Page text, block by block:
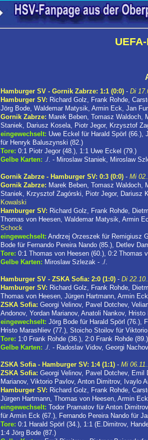
Hamburger SV - Gornik Zabrze: 1:1 (0:0) - Di
Hamburger SV: Richard Golz, Frank Rohde,
Jörg Bode, Waldemar Matysik, Armin Eck, Jan
Gornik Zabrze: Marek Beben, Tomasz Waldoch,
Staniek, Dariusz Kosela, Piotr Jegor, Krzysztof
eingewechselt: Uwe Eckel für Harald Spörl (66.),
für Henryk Baluszynski (82.)
Tore: 0:1 Piotr Jegor (48.), 1:1 Uwe Eckel (79.)
Gelbe Karten: ./. - Miroslaw Staniek, Miroslaw
Gornik Zabrze - Hamburger SV: 0:3 (0:0) - Mi
Gornik Zabrze: Marek Beben, Tomasz Waldoch,
Staniek, Krzysztof Zagórski, Piotr Jegor, Dariusz
Kowalski
Hamburger SV: Richard Golz, Frank Rohde,
Thomas von Heesen, Waldemar Matysik, Armin
Schock
eingewechselt: Andrzej Orzeszek für Remigiusz
Bode für Fernando Pereira Nando (85.), Detlev
Tore: 0:1 Thomas von Heesen (60.), 0:2 Thomas
Gelbe Karten: Miroslaw Szlezak - ./.
Hamburger SV - ZSKA Sofia: 2:0 (1:0) - Di
Hamburger SV: Richard Golz, Frank Rohde,
Thomas von Heesen, Jürgen Hartmann, Armin
ZSKA Sofia: Georgi Velinov, Pavel Dotchev,
Andonov, Yordan Marianov, Anatoli Nankov,
eingewechselt: Jörg Bode für Harald Spörl (76.),
Hristo Marashliev (77.), Stoicho Stoilov für
Tore: 1:0 Frank Rohde (36.), 2:0 Frank Rohde (89.)
Gelbe Karten: ./. - Radoslav Vidov, Georgi Nachov
ZSKA Sofia - Hamburger SV: 1:4 (1:1) - Mi
ZSKA Sofia: Georgi Velinov, Pavel Dotchev, Emil
Marianov, Viktorio Pavlov, Anton Dimitrov, Ivaylo
Hamburger SV: Richard Golz, Frank Rohde,
Jürgen Hartmann, Thomas von Heesen, Armin
eingewechselt: Todor Pramatov für Anton
für Armin Eck (67.), Fernando Pereira Nando für
Tore: 0:1 Harald Spörl (34.), 1:1 (E.Dimitrov,
1:4 Jörg Bode (87.)